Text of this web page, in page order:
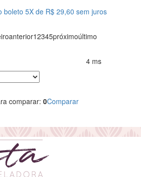
boleto 5X de R$ 29,60 sem juros
anterior12345próximoúltimo
4 ms
comparar: 0Comparar